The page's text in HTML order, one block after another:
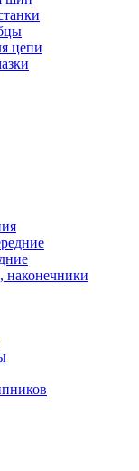
цепи
наконечники